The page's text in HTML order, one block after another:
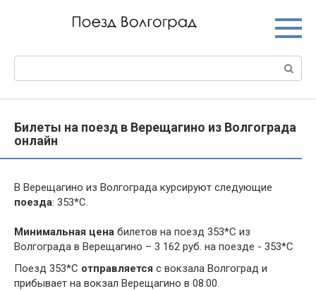
Билеты на поезд в Верещагино из Волгограда
онлайн
В Верещагино из Волгограда курсируют следующие
поезда: 353*С.
Минимальная цена билетов на поезд 353*С из
Волгограда в Верещагино – 3 162 руб. на поезде - 353*С
Поезд 353*С отправляется с вокзала Волгоград и
прибывает на вокзал Верещагино в 08:00.